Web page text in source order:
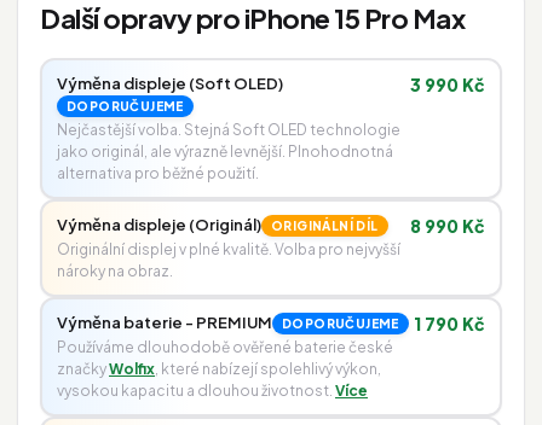
Další opravy pro iPhone 15 Pro Max
Výměna displeje (Soft OLED)
DOPORUČUJEME
Nejčastější volba. Stejná Soft OLED technologie
jako originál, ale výrazně levnější. Plnohodnotná
alternativa pro běžné použití.
3 990 Kč
Výměna displeje (Originál) ORIGINÁLNÍ DÍL
Originální displej v plné kvalitě. Volba pro nejvyšší
nároky na obraz.
8 990 Kč
Výměna baterie - PREMIUM DOPORUČUJEME
Používáme dlouhodobě ověřené baterie české
značkyWolfix, které nabízejí spolehlivý výkon,
vysokou kapacitu a dlouhou životnost. Více
1 790 Kč